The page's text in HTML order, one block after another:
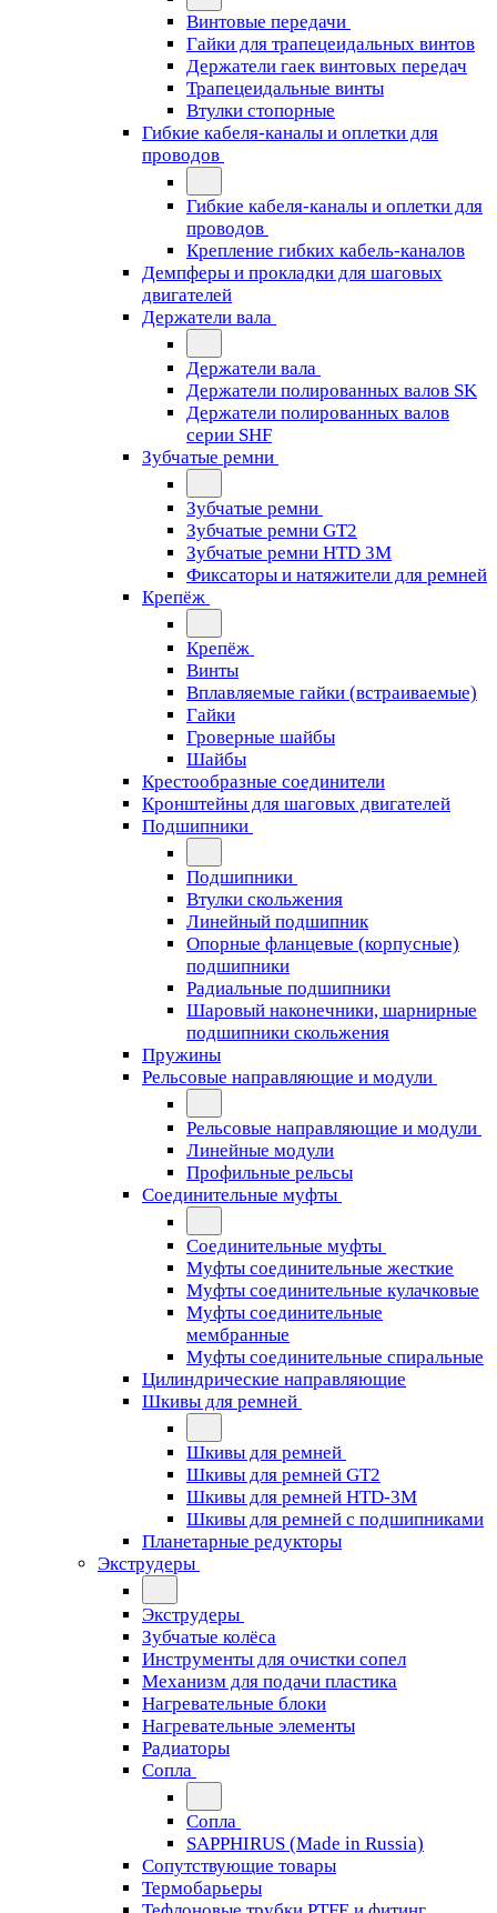
Винтовые передачи
Гайки для трапецеидальных винтов
Держатели гаек винтовых передач
Трапецеидальные винты
Втулки стопорные
Гибкие кабеля-каналы и оплетки для
проводов
Гибкие кабеля-каналы и оплетки для
проводов
Крепление гибких кабель-каналов
Демпферы и прокладки для шаговых
двигателей
Держатели вала
Держатели вала
Держатели полированных валов SK
Держатели полированных валов
серии SHF
Зубчатые ремни
Зубчатые ремни
Зубчатые ремни GT2
Зубчатые ремни HTD 3M
Фиксаторы и натяжители для ремней
Крепёж
Крепёж
Винты
Вплавляемые гайки (встраиваемые)
Гайки
Гроверные шайбы
Шайбы
Крестообразные соединители
Кронштейны для шаговых двигателей
Подшипники
Подшипники
Втулки скольжения
Линейный подшипник
Опорные фланцевые (корпусные)
подшипники
Радиальные подшипники
Шаровый наконечники, шарнирные
подшипники скольжения
Пружины
Рельсовые направляющие и модули
Рельсовые направляющие и модули
Линейные модули
Профильные рельсы
Соединительные муфты
Соединительные муфты
Муфты соединительные жесткие
Муфты соединительные кулачковые
Муфты соединительные
мембранные
Муфты соединительные спиральные
Цилиндрические направляющие
Шкивы для ремней
Шкивы для ремней
Шкивы для ремней GT2
Шкивы для ремней HTD-3M
Шкивы для ремней с подшипниками
Планетарные редукторы
Экструдеры
Экструдеры
Зубчатые колёса
Инструменты для очистки сопел
Механизм для подачи пластика
Нагревательные блоки
Нагревательные элементы
Радиаторы
Сопла
Сопла
SAPPHIRUS (Made in Russia)
Сопутствующие товары
Термобарьеры